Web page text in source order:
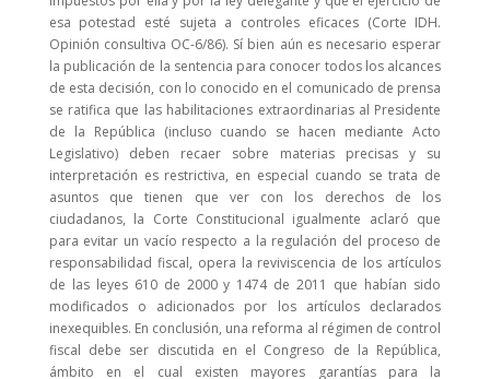
esa potestad esté sujeta a controles eficaces (Corte IDH.
Opinión consultiva OC-6/86). Sí bien aún es necesario esperar
la publicación de la sentencia para conocer todos los alcances
de esta decisión, con lo conocido en el comunicado de prensa
se ratifica que las habilitaciones extraordinarias al Presidente
de la República (incluso cuando se hacen mediante Acto
Legislativo) deben recaer sobre materias precisas y su
interpretación es restrictiva, en especial cuando se trata de
asuntos que tienen que ver con los derechos de los
ciudadanos, la Corte Constitucional igualmente aclaró que
para evitar un vacío respecto a la regulación del proceso de
responsabilidad fiscal, opera la reviviscencia de los artículos
de las leyes 610 de 2000 y 1474 de 2011 que habían sido
modificados o adicionados por los artículos declarados
inexequibles. En conclusión, una reforma al régimen de control
fiscal debe ser discutida en el Congreso de la República,
ámbito en el cual existen mayores garantías para la